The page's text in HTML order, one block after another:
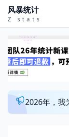
风暴统计
Z stats